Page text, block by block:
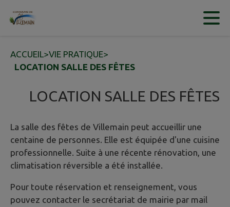
Contenu
ACCUEIL>VIE PRATIQUE>
LOCATION SALLE DES FÊTES
LOCATION SALLE DES FÊTES
La salle des fêtes de Villemain peut accueillir une
centaine de personnes. Elle est équipée d'une cuisine
professionnelle. Suite à une récente rénovation, une
climatisation réversible a été installée.
Pour toute réservation et renseignement, vous
pouvez contacter le secrétariat de mairie par mail